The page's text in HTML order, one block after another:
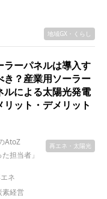
地域GX・くらし
ラーパネルは導入す
き？産業用ソーラー
ルによる太陽光発電
リット・デメリット
AtoZ
担当者」
ネ
経営
再エネ・太陽光